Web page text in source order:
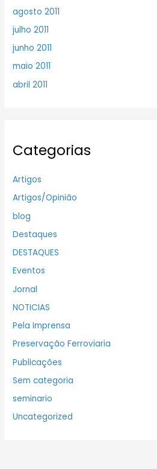
agosto 2011
julho 2011
junho 2011
maio 2011
abril 2011
Categorias
Artigos
Artigos/Opinião
blog
Destaques
DESTAQUES
Eventos
Jornal
NOTICIAS
Pela Imprensa
Preservação Ferroviaria
Publicações
Sem categoria
seminario
Uncategorized